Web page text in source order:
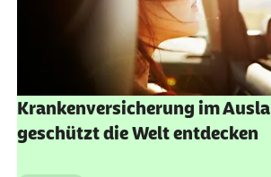
Krankenversicherung im
geschützt die Welt entdecken